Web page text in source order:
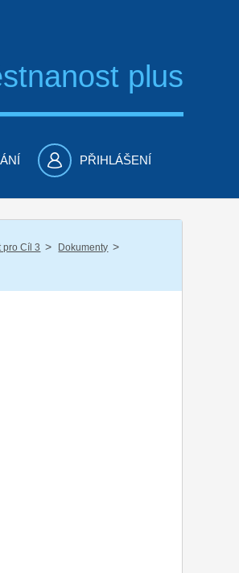
plus
PŘIHLÁŠENÍ
pro Cíl 3 / Dokumenty /